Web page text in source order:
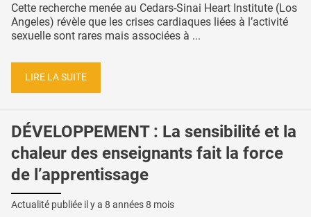
Cette recherche menée au Cedars-Sinai Heart Institute (Los
Angeles) révèle que les crises cardiaques liées à l’activité
sexuelle sont rares mais associées à ...
LIRE LA SUITE
DÉVELOPPEMENT : La sensibilité et la
chaleur des enseignants fait la force
de l’apprentissage
Actualité publiée il y a 8 années 8 mois